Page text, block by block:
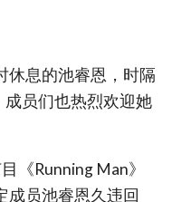
休息的池睿恩，时隔
成员们也热烈欢迎她
《Running Man》
成员池睿恩久违回